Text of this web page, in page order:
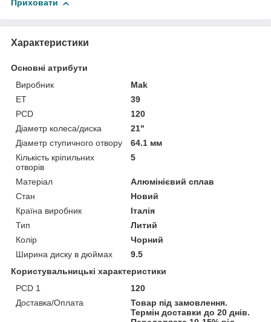
Приховати
Характеристики
Основні атрибути
Виробник
Mak
ET
39
PCD
120
Діаметр колеса/диска
21"
Діаметр ступичного отвору
64.1 мм
Кількість кріпильних
отворів
5
Матеріал
Алюмінієвий сплав
Стан
Новий
Країна виробник
Італія
Тип
Литий
Колір
Чорний
Ширина диску в дюймах
9.5
Користувальницькі характеристики
PCD 1
120
Доставка/Оплата
Товар під замовлення.
Термін доставки до 20 днів.